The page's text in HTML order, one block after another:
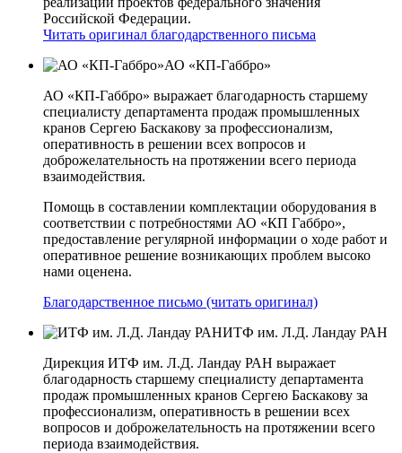
Российской Федерации.
Читать оригинал благодарственного письма
АО «КП-Габбро»
АО «КП-Габбро» выражает благодарность старшему
специалисту департамента продаж промышленных
кранов Сергею Баскакову за профессионализм,
оперативность в решении всех вопросов и
доброжелательность на протяжении всего периода
взаимодействия.
Помощь в составлении комплектации оборудования в
соответствии с потребностями АО «КП­ Габбро»,
предоставление регулярной информации о ходе работ и
оперативное решение возникающих проблем высоко
нами оценена.
Благодарственное письмо (читать оригинал)
ИТФ им. Л.Д. Ландау РАН
Дирекция ИТФ им. Л.Д. Ландау РАН выражает
благодарность старшему специалисту департамента
продаж промышленных кранов Сергею Баскакову за
профессионализм, оперативность в решении всех
вопросов и доброжелательность на протяжении всего
периода взаимодействия.